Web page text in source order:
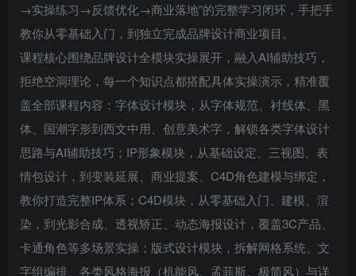
→实操练习→反馈优化→商业落地”的完整学习闭环，手把手
教你从零基础入门，到独立完成品牌设计商业项目。
课程核心围绕品牌设计全模块实操展开，融入AI辅助技巧，
拒绝空洞理论，每一个知识点都搭配具体实操演示，精准覆
盖全部课程内容：字体设计模块，从字体规范、衬线体、黑
体、国潮字形到西文中用、创意美术字，解锁各类字体设计
思路与AI辅助技巧；IP形象模块，从基础设定、三视图、表
情包设计，到变装延展、商业提案、C4D角色建模与绑定，
教你打造完整IP体系；C4D模块，从零基础入门、建模、渲
染，到光影合成、透视矫正、动态海报设计，覆盖3C产品、
卡通角色等多场景实操；版式设计模块，拆解网格系统、文
字组编排、各类风格海报（机能风、孟菲斯、极简风）与详